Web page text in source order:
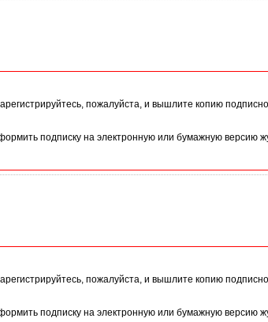
пожалуйста, и вышлите копию
подписку на электронную или бумажную версию
пожалуйста, и вышлите копию
подписку на электронную или бумажную версию